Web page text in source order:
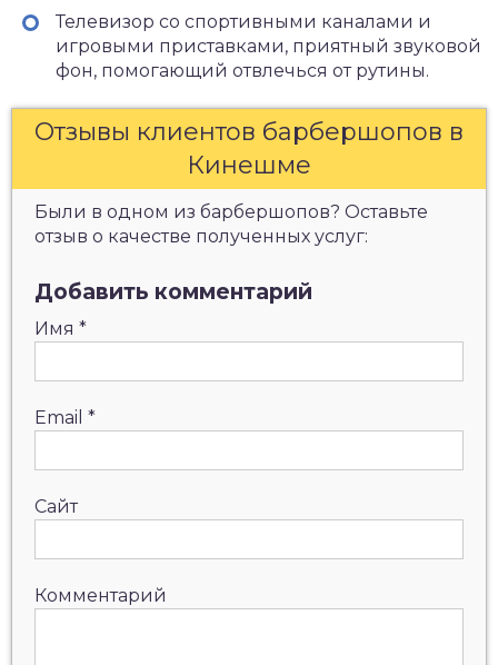
Телевизор со спортивными каналами и
игровыми приставками, приятный звуковой
фон, помогающий отвлечься от рутины.
Отзывы клиентов барбершопов в
Кинешме
Были в одном из барбершопов? Оставьте
отзыв о качестве полученных услуг:
Добавить комментарий
Имя *
Email *
Сайт
Комментарий